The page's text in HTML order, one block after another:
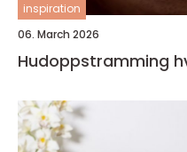
inspiration
06. March 2026